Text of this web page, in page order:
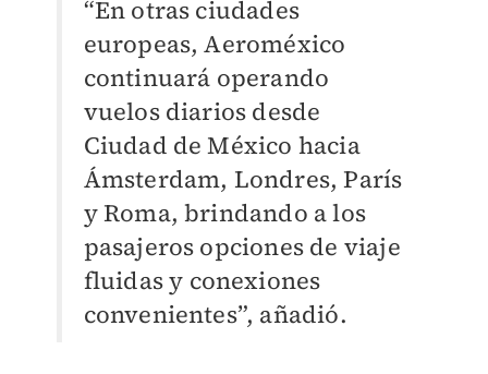
“En otras ciudades
europeas, Aeroméxico
continuará operando
vuelos diarios desde
Ciudad de México hacia
Ámsterdam, Londres, París
y Roma, brindando a los
pasajeros opciones de viaje
fluidas y conexiones
convenientes”, añadió.